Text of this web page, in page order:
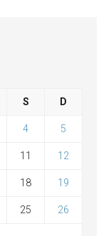
S D
4 5
11 12
18 19
25 26